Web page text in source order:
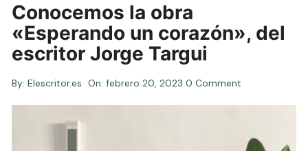
Conocemos la obra
«Esperando un corazón», del
escritor Jorge Targui
By: Elescritor.es On:febrero 20, 2023 0 Comment